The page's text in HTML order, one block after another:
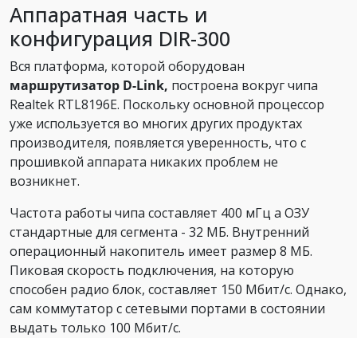
Аппаратная часть и
конфигурация DIR-300
Вся платформа, которой оборудован
маршрутизатор D-Link, построена вокруг чипа
Realtek RTL8196E. Поскольку основной процессор
уже используется во многих других продуктах
производителя, появляется уверенность, что с
прошивкой аппарата никаких проблем не
возникнет.
Частота работы чипа составляет 400 мГц а ОЗУ
стандартные для сегмента - 32 МБ. Внутренний
операционный накопитель имеет размер 8 МБ.
Пиковая скорость подключения, на которую
способен радио блок, составляет 150 Мбит/с. Однако,
сам коммутатор с сетевыми портами в состоянии
выдать только 100 Мбит/с.